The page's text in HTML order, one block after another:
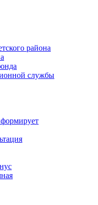
района
службы